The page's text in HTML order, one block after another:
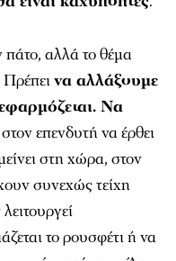
πάτο, αλλά το θέμα
Να
επενδυτή να έρθει
στη χώρα, στον
συνεχώς τείχη
το ρουσφέτι ή να
οι νέοι φεύγουν. Άρα
τώρα που